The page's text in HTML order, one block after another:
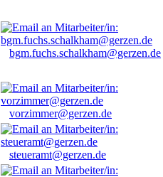
bgm.fuchs.schalkham@gerzen.de
vorzimmer@gerzen.de
steueramt@gerzen.de